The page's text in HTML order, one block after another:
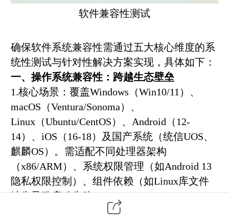
软件兼容性测试
确保软件系统兼容性需通过五大核心维度的系
统性测试与针对性解决方案实现，具体如下：
一、操作系统兼容性：跨越生态壁垒
1.核心场景：覆盖Windows（Win10/11）、
macOS（Ventura/Sonoma）、
Linux（Ubuntu/CentOS）、Android（12-
14）、iOS（16-18）及国产系统（统信UOS、
麒麟OS）。需适配不同处理器架构
（x86/ARM）、系统权限管理（如Android 13
隐私权限控制）、组件依赖（如Linux库文件
缺失导致启动失败）。